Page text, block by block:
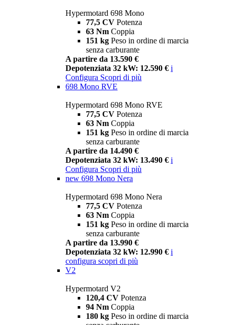
Hypermotard 698 Mono
77,5 CV Potenza
63 Nm Coppia
151 kg Peso in ordine di marcia
senza carburante
A partire da 13.590 €
Depotenziata 32 kW: 12.590 € i
Configura Scopri di più
698 Mono RVE
Hypermotard 698 Mono RVE
77,5 CV Potenza
63 Nm Coppia
151 kg Peso in ordine di marcia
senza carburante
A partire da 14.490 €
Depotenziata 32 kW: 13.490 € i
Configura Scopri di più
new 698 Mono Nera
Hypermotard 698 Mono Nera
77,5 CV Potenza
63 Nm Coppia
151 kg Peso in ordine di marcia
senza carburante
A partire da 13.990 €
Depotenziata 32 kW: 12.990 € i
configura scopri di più
V2
Hypermotard V2
120,4 CV Potenza
94 Nm Coppia
180 kg Peso in ordine di marcia